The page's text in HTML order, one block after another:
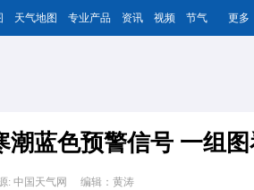
天气地图 专业产品 资讯 视频 节气 更多
潮蓝色预警信号 一组
: 中国天气网 编辑：黄涛